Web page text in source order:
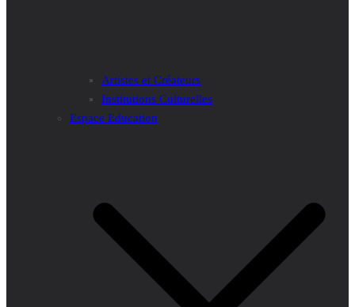
Artistes et Créateurs
Institutions Culturelles
Espace Education